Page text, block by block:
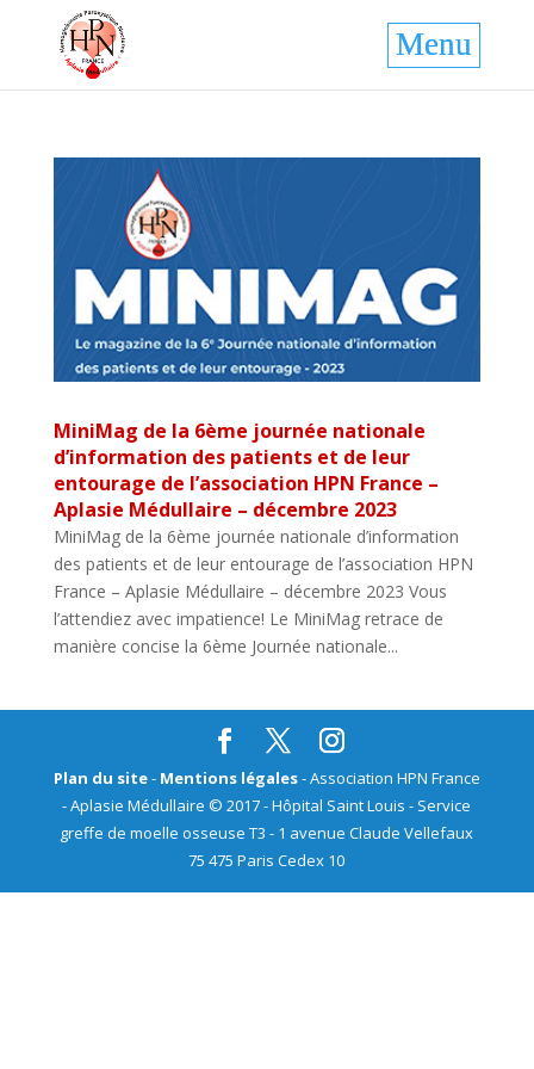
MiniMag de la 6ème journée nationale
d’information des patients et de leur
entourage de l’association HPN France –
Aplasie Médullaire – décembre 2023
MiniMag de la 6ème journée nationale d’information
des patients et de leur entourage de l’association HPN
France – Aplasie Médullaire – décembre 2023 Vous
l’attendiez avec impatience! Le MiniMag retrace de
manière concise la 6ème Journée nationale...
Plan du site- Mentions légales- Association HPN France
- Aplasie Médullaire © 2017 - Hôpital Saint Louis - Service
greffe de moelle osseuse T3 - 1 avenue Claude Vellefaux
75 475 Paris Cedex 10